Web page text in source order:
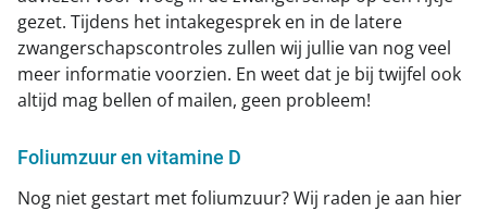
gezet. Tijdens het intakegesprek en in de latere
zwangerschapscontroles zullen wij jullie van nog veel
meer informatie voorzien. En weet dat je bij twijfel ook
altijd mag bellen of mailen, geen probleem!
Foliumzuur en vitamine D
Nog niet gestart met foliumzuur? Wij raden je aan hier